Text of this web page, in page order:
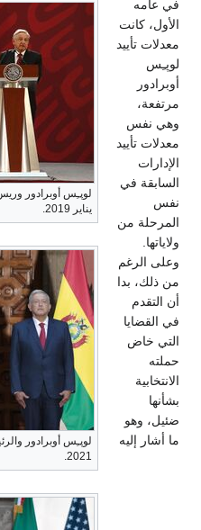
لوپـِس أوبرادور
يناير 2019.
لوپـِس أوبرادور
2021.
في عامه
الأول، كانت
معدلات تأييد
لوپـِس
أوبرادور
مرتفعة،
وهي نفس
معدلات تأييد
الإدارات
السابقة في
نفس
المرحلة من
ولاياتها.
وعلى الرغم
من ذلك، بدا
أن التقدم
في القضايا
التي خاض
حملته
الانتخابية
بشأنها
ضئيل، وهو
ما أشار إليه